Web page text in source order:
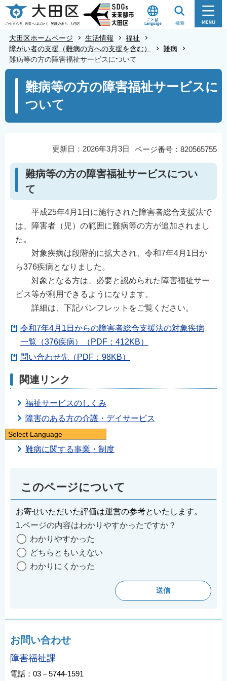
こ
の
の
大田区ホームページ 生活情報
福祉
障がい者の支援（難病の方への支援を含む）
難病
難病等の方の障害福祉サービスについて
難病等の方の障害福祉サービスに
ついて
ページ番号：820565755
更新日：2026年3月3日
難病等の方の障害福祉サービスについ
て
平成25年4月1日に施行された障害者総合支援法で
は、障害者（児）の範囲に難病等の方が追加されまし
た。
対象疾病は段階的に拡大され、令和7年4月1日か
ら376疾病となりました。
対象となる方は、必要と認められた障害福祉サー
ビス等が利用できるようになります。
詳細は、下記パンフレットをご覧ください。
令和7年4月1日からの障害者総合支援法の対象疾病
一覧（376疾病）（PDF：412KB）
問い合わせ先（PDF：98KB）
関連リンク
福祉サービスのしくみ
障害のある方の介護・デイサービス
難病医療費の助成
難病に関する事業・制度
このページについて
お寄せいただいた評価は運営の参考といたします。
1.ページの内容はわかりやすかったですか？
わかりやすかった
どちらともいえない
わかりにくかった
お問い合わせ
障害福祉課
電話：03－5744-1591
Select Language
日本語
繁體中文
한국어
नेपाली
Filipino